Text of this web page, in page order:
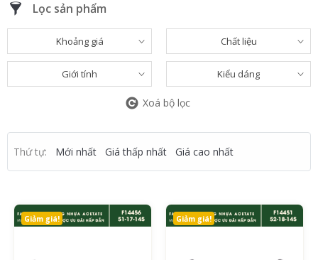
Lọc sản phẩm
Khoảng giá Chất liệu
Giới tính Kiểu dáng
Xoá bộ lọc
Thứ tự: Mới nhất Giá thấp nhất Giá cao nhất
Giảm giá! Giảm giá!